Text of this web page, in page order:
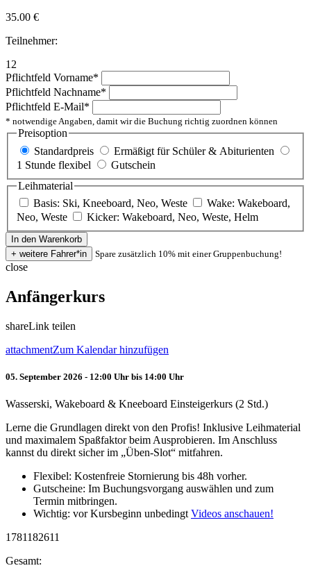
35.00 €
Teilnehmer:
12
Pflichtfeld Vorname*
Pflichtfeld Nachname*
Pflichtfeld E-Mail*
* notwendige Angaben, damit wir die Buchung richtig zuordnen können
Preisoption
Standardpreis
Ermäßigt für Schüler & Abiturienten
1 Stunde flexibel
Gutschein
Leihmaterial
Basis: Ski, Kneeboard, Neo, Weste
Wake: Wakeboard,
Neo, Weste
Kicker: Wakeboard, Neo, Weste, Helm
Spare zusätzlich 10% mit einer Gruppenbuchung!
close
Anfängerkurs
shareLink teilen
attachmentZum Kalendar hinzufügen
05. September 2026 - 12:00 Uhr bis 14:00 Uhr
Wasserski, Wakeboard & Kneeboard Einsteigerkurs (2 Std.)
Lerne die Grundlagen direkt von den Profis! Inklusive Leihmaterial
und maximalem Spaßfaktor beim Ausprobieren. Im Anschluss
kannst du direkt sicher im „Üben-Slot“ mitfahren.
Flexibel: Kostenfreie Stornierung bis 48h vorher.
Gutscheine: Im Buchungsvorgang auswählen und zum
Termin mitbringen.
Wichtig: vor Kursbeginn unbedingt Videos anschauen!
1781182611
Gesamt: